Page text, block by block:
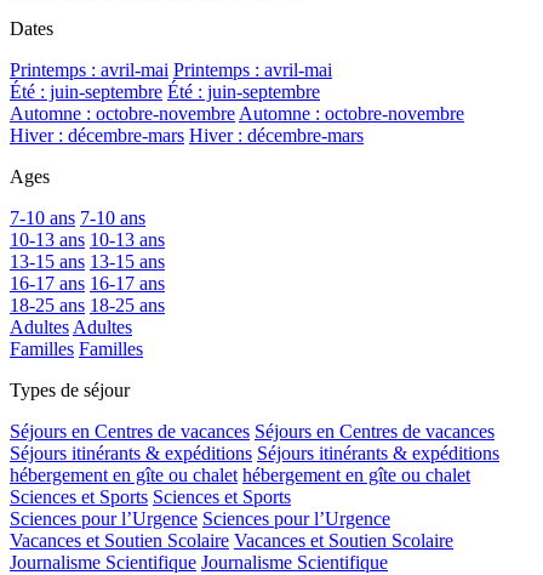
Dates
Printemps : avril-mai Printemps : avril-mai
Été : juin-septembre Été : juin-septembre
Automne : octobre-novembreAutomne : octobre-novembre
Hiver : décembre-mars Hiver : décembre-mars
Ages
7-10 ans 7-10 ans
10-13 ans 10-13 ans
13-15 ans 13-15 ans
16-17 ans 16-17 ans
18-25 ans 18-25 ans
AdultesAdultes
Familles Familles
Types de séjour
Séjours en Centres de vacances Séjours en Centres de vacances
Séjours itinérants & expéditions Séjours itinérants & expéditions
hébergement en gîte ou chalet hébergement en gîte ou chalet
Sciences et Sports Sciences et Sports
Sciences pour l’Urgence Sciences pour l’Urgence
Vacances et Soutien Scolaire Vacances et Soutien Scolaire
Journalisme Scientifique Journalisme Scientifique